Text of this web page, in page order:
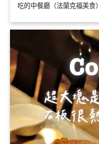
吃的中餐廳（法蘭克福美食）